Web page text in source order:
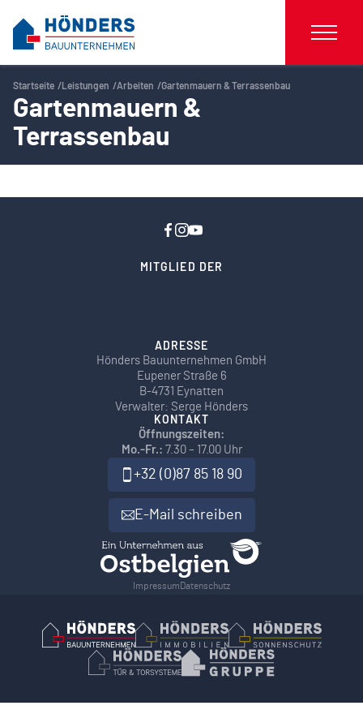
Startseite Leistungen Arbeiten Gartenmauern & Terrassenbau
Gartenmauern &
Terrassenbau
MITGLIED DER
ADRESSE
Hönders Bauunternehmen GmbH
Eupener Straße 6
B-4731 Eynatten
Verwalter: Serge Hönders
KONTAKT
Öffnungszeiten:
Mo.-Fr.: 7.30 – 17.00 Uhr
+32 (0)87 85 18 90
E-Mail schreiben
Impressum Datenschutz
Hönders Bauunternehmen
Hoenders Immobilien
Hönders
Hönders Tür- und Torsysteme
Hoenders Gruppe